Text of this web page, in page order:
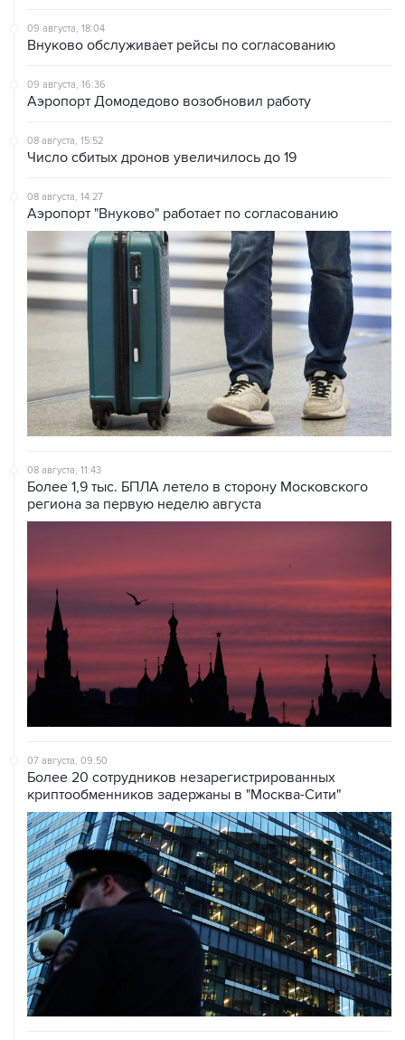
09 августа, 18:04
Внуково обслуживает рейсы по согласованию
09 августа, 16:36
Аэропорт Домодедово возобновил работу
08 августа, 15:52
Число сбитых дронов увеличилось до 19
08 августа, 14:27
Аэропорт "Внуково" работает по согласованию
08 августа, 11:43
Более 1,9 тыс. БПЛА летело в сторону Московского
региона за первую неделю августа
07 августа, 09:50
Более 20 сотрудников незарегистрированных
криптообменников задержаны в "Москва-Сити"